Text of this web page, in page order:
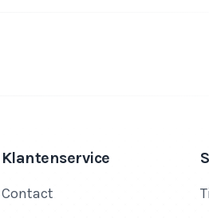
Klantenservice
Contact